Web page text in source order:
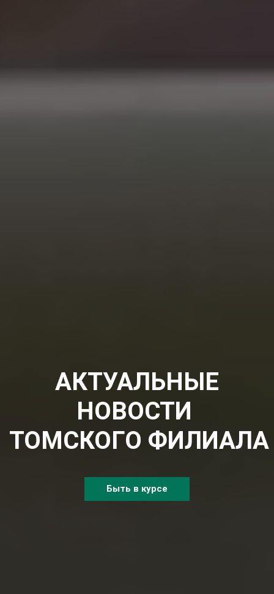
АКТУАЛЬНЫЕ
НОВОСТИ
ТОМСКОГО ФИЛИАЛА
Быть в курсе